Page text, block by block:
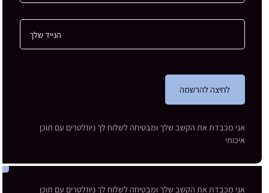
לחיצה להרשמה
אני מכבדת את הקשב שלך ומבטיחה לשלוח לך ניוזלטרים עם תוכן
איכותי
אני מכבדת את הקשב שלך ומבטיחה לשלוח לך ניוזלטרים עם תוכן